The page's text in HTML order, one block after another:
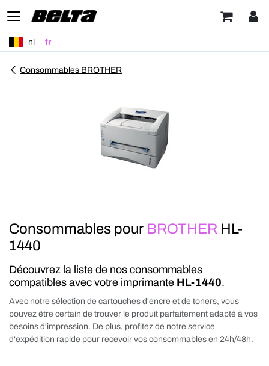
nl fr
Consommables BROTHER
Consommables pour BROTHER HL-
1440
Découvrez la liste de nos consommables
compatibles avec votre imprimante HL-1440.
Avec notre sélection de cartouches d'encre et de toners, vous
pouvez être certain de trouver le produit parfaitement adapté à vos
besoins d'impression. De plus, profitez de notre service
d'expédition rapide pour recevoir vos consommables en 24h/48h.